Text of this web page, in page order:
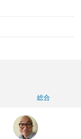
総合